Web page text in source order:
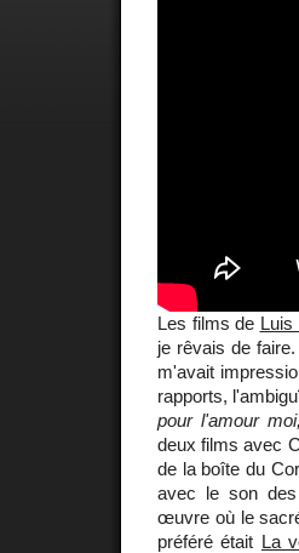
Les films de Luis
je rêvais de faire.
m'avait
rapports,
pour l'amour
deux films avec
de la boîte du
avec le son
œuvre où le
préféré était La